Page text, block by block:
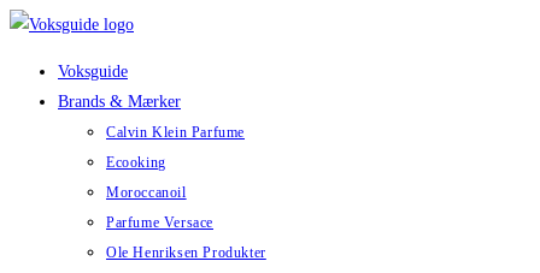
Skip
Voksguide
Brands & Mærker
Calvin Klein Parfume
Ecooking
Moroccanoil
Parfume Versace
Ole Henriksen Produkter